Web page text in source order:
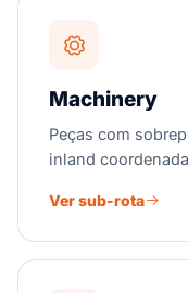
Machinery
Peças com
inland
Ver sub-rota